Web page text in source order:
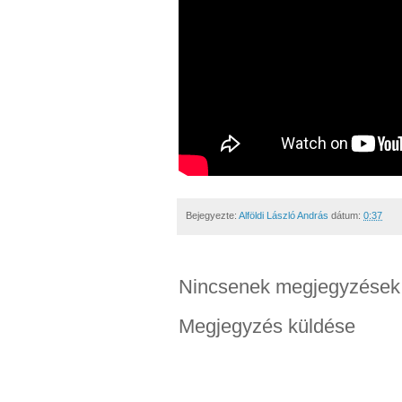
Bejegyezte: Alföldi László András dátum: 0:37
Nincsenek
Megjegyzés küldése